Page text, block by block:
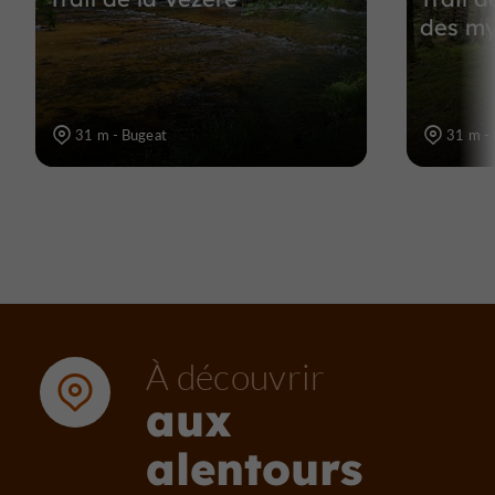
31 m - Bugeat
des
31 m -
À découvrir
aux
alentours